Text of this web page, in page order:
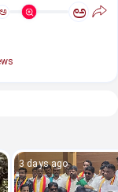
ಅ ಅ
3 days ago